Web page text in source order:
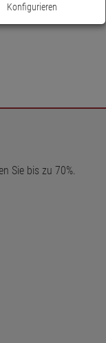
Sie bis zu 70%.
Konfigurieren